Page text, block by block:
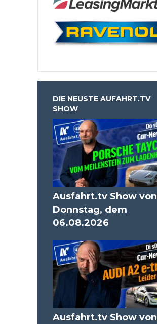
DIE NEUSTE AUFAHRT.TV
SHOW
Ausfahrt.tv Show von
Donnstag, dem
06.08.2026
Ausfahrt.tv Show von